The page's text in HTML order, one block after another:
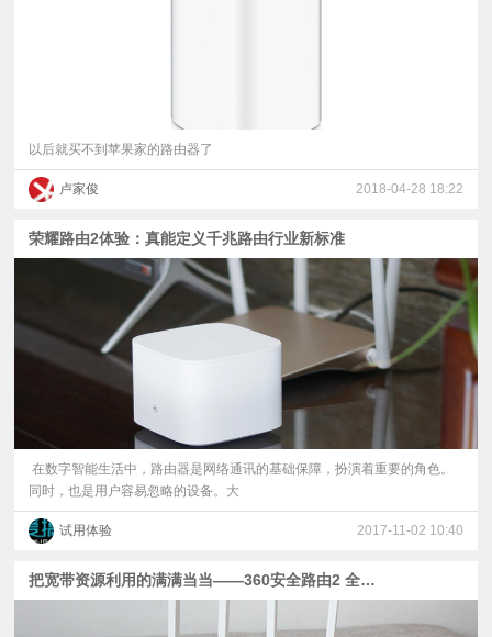
以后就买不到苹果家的路由器了
卢家俊 2018-04-28 18:22
荣耀路由2体验：真能定义千兆路由行业新标准
在数字智能生活中，路由器是网络通讯的基础保障，扮演着重要的角色。
同时，也是用户容易忽略的设备。大
试用体验 2017-11-02 10:40
把宽带资源利用的满满当当——360安全路由2 全千兆